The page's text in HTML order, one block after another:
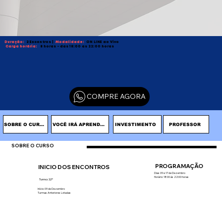
Duração: 2 Encontros Modalidade:
ON LINE ao Vivo
Carga horária:
8 horas - das 18:00 as 22:00 horas
COMPRE AGORA
SOBRE O CURSO VOCÊ IRÁ APRENDER PROFESSOR
INVESTIMENTO
SOBRE O CURSO
INICIO DOS ENCONTROS PROGRAMAÇÃO
Turma 32ª
Dias 09 e 17 de Dezembro
Horário: 18:00 às 22:00 horas
Início: 09 de Dezembro
Turmas Anteriores Lotadas